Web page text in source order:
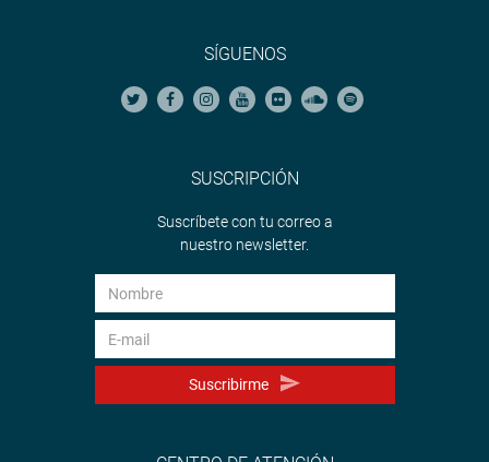
SÍGUENOS
SUSCRIPCIÓN
Suscríbete con tu correo a
nuestro newsletter.
Suscribirme